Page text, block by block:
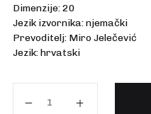
Dimenzije: 20
Jezik izvornika: njemački
Prevoditelj: Miro Jelečević
Jezik: hrvatski